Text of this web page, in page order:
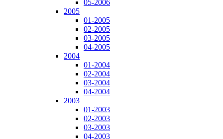
05-2006
2005
01-2005
02-2005
03-2005
04-2005
2004
01-2004
02-2004
03-2004
04-2004
2003
01-2003
02-2003
03-2003
04-2003